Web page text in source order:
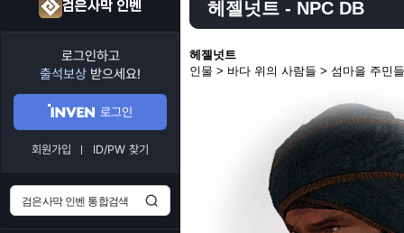
검은사막 인벤
로그인하고
출석보상 받으세요!
로그인
회원가입 ID/PW 찾기
헤젤넛트 - NPC DB
헤젤넛트
인물 > 바다 위의 사람들 > 섬마을 주민들